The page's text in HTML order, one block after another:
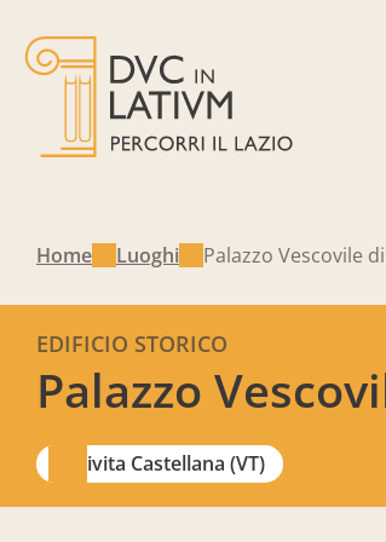
Home Luoghi Palazzo Vescovile
Palazzo
EDIFICIO STORICO
Civita Castellana (VT)